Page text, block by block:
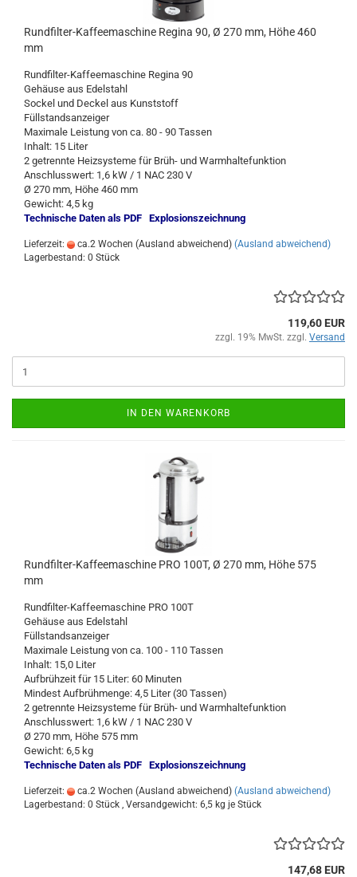
Rundfilter-Kaffeemaschine Regina 90, Ø 270 mm, Höhe 460
mm
Rundfilter-Kaffeemaschine Regina 90
Gehäuse aus Edelstahl
Sockel und Deckel aus Kunststoff
Füllstandsanzeiger
Maximale Leistung von ca. 80 - 90 Tassen
Inhalt: 15 Liter
2 getrennte Heizsysteme für Brüh- und Warmhaltefunktion
Anschlusswert: 1,6 kW / 1 NAC 230 V
Ø 270 mm, Höhe 460 mm
Gewicht: 4,5 kg
Technische Daten als PDF Explosionszeichnung
Lieferzeit: ca.2 Wochen (Ausland abweichend) (Ausland abweichend)
Lagerbestand: 0 Stück
119,60 EUR
zzgl. 19% MwSt. zzgl. Versand
IN DEN WARENKORB
Rundfilter-Kaffeemaschine PRO 100T, Ø 270 mm, Höhe 575
mm
Rundfilter-Kaffeemaschine PRO 100T
Gehäuse aus Edelstahl
Füllstandsanzeiger
Maximale Leistung von ca. 100 - 110 Tassen
Inhalt: 15,0 Liter
Aufbrühzeit für 15 Liter: 60 Minuten
Mindest Aufbrühmenge: 4,5 Liter (30 Tassen)
2 getrennte Heizsysteme für Brüh- und Warmhaltefunktion
Anschlusswert: 1,6 kW / 1 NAC 230 V
Ø 270 mm, Höhe 575 mm
Gewicht: 6,5 kg
Technische Daten als PDF Explosionszeichnung
Lieferzeit: ca.2 Wochen (Ausland abweichend) (Ausland abweichend)
Lagerbestand: 0 Stück , Versandgewicht: 6,5 kg je Stück
147,68 EUR